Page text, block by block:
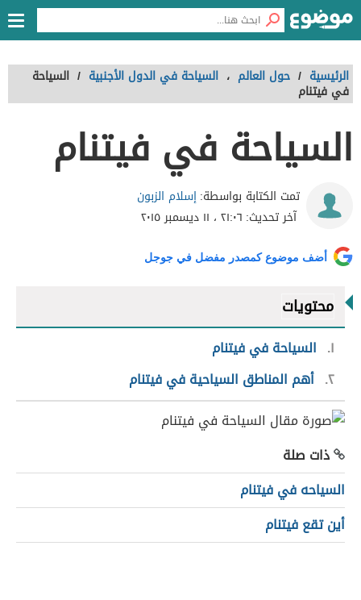
الرئيسية / حول العالم ، السياحة في الدول الأجنبية / السياحة
في فيتنام
السياحة في فيتنام
تمت الكتابة بواسطة:إسلام الزبون
آخر تحديث: ٢١:٠٦ ، ١١ ديسمبر ٢٠١٥
أضف موضوع كمصدر مفضل في جوجل
محتويات
١
السياحة في فيتنام
٢ أهم المناطق السياحية في فيتنام
ذات صلة
السياحه في فيتنام
أين تقع فيتنام